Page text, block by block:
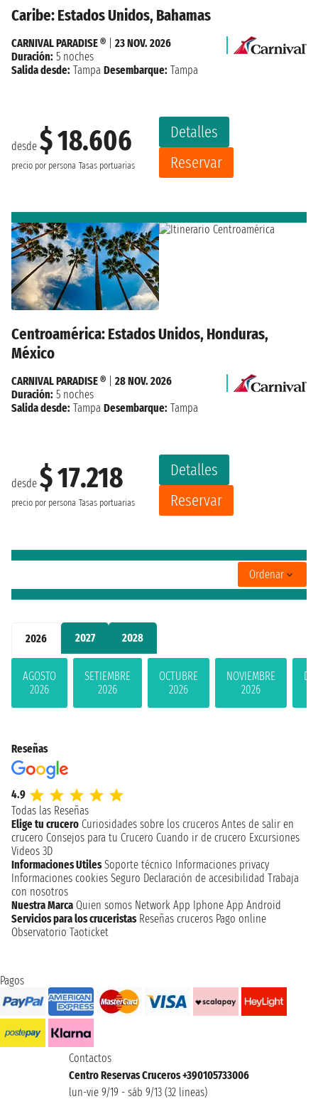
2026 2027 2028
AGOSTO
2026
SETIEMBRE
2026
OCTUBRE
2026
NOVIEMBRE
2026
Caribe: Estados Unidos, Bahamas
desde $ 18.606
precio por persona Tasas portuarias
Detalles
Reservar
CARNIVAL PARADISE ®
23 NOV. 2026
Duración: 5 noches
Salida desde: Tampa Desembarque: Tampa
Centroamérica: Estados Unidos, Honduras,
México
desde $ 17.218
precio por persona Tasas portuarias
Detalles
Reservar
CARNIVAL PARADISE ®
28 NOV. 2026
Duración: 5 noches
Salida desde: Tampa Desembarque: Tampa
Ordenar
Reseñas
4.9
Todas las Reseñas
Elige tu crucero Curiosidades sobre los cruceros Antes de salir en
crucero Consejos para tu Crucero Cuando ir de crucero Excursiones
Videos 3D
Informaciones Utiles Soporte técnico Informaciones privacy
Informaciones cookies Seguro Declaración de accesibilidad Trabaja
con nosotros
Nuestra Marca Quien somos Network App Iphone App Android
Servicios para los cruceristas Reseñas cruceros Pago online
Observatorio Taoticket
Pagos
Contactos
Centro Reservas Cruceros +390105733006
lun-vie 9/19 - sáb 9/13 (32 lineas)